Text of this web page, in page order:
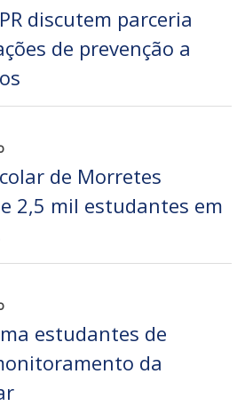
discutem parceria
de prevenção a
de Morretes
2,5 mil estudantes em
estudantes de
da